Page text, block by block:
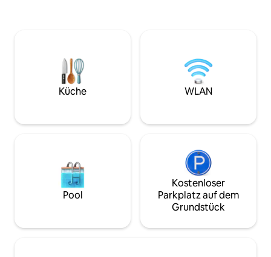
und die Tierwelt zu sehen! Wir haben ein
Ruderboot zur Verfügung, also bring
deine Angelruten mit! Unser Spieleshop
hat Tischtennis, Basketball und andere
Baptist University entfernt! AUSRUHEN
ausgestattete Küche
Schwimmen im
Wald 10 Autominuten vom berühmten
Luftmatratze
Küche WLAN
Pool
Kostenloser
Parkplatz auf dem
Grundstück